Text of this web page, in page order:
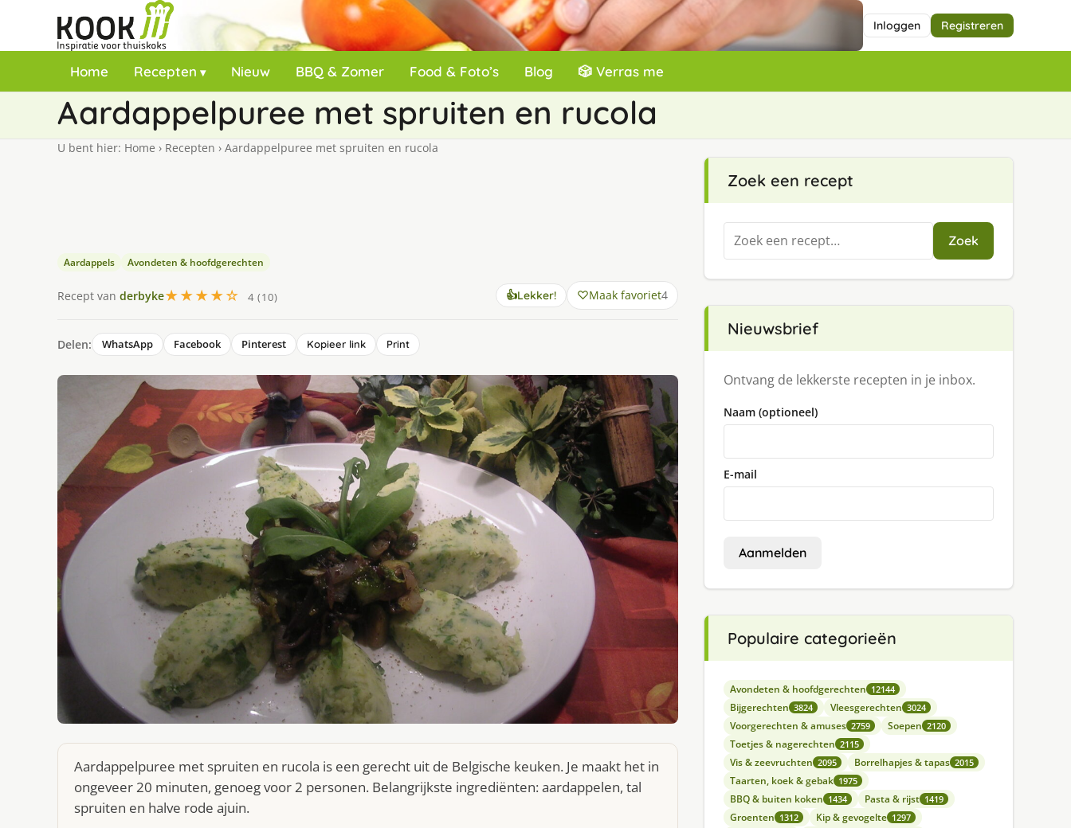
Inloggen Registreren
Home Recepten Nieuw BBQ & Zomer Food & Foto’s Blog 🎲 Verras me
Aardappelpuree met spruiten en rucola
U bent hier: Home › Recepten › Aardappelpuree met spruiten en rucola
Aardappels Avondeten & hoofdgerechten
Recept van derbyke★★★★☆ 4 (10) 👍Lekker! Maak favoriet4
Delen: WhatsApp Facebook Pinterest Kopieer link Print
Aardappelpuree met spruiten en rucola is een gerecht uit de Belgische keuken. Je maakt het in
ongeveer 20 minuten, genoeg voor 2 personen. Belangrijkste ingrediënten: aardappelen, tal
spruiten en halve rode ajuin.
Zoek een recept
Zoeken
naar:
Zoek
Nieuwsbrief
Ontvang de lekkerste recepten in je inbox.
Naam (optioneel)
E-mail
Aanmelden
Populaire categorieën
Avondeten & hoofdgerechten 12144
Bijgerechten 3824 Vleesgerechten 3024
Voorgerechten & amuses 2759 Soepen 2120
Toetjes & nagerechten 2115
Vis & zeevruchten 2095 Borrelhapjes & tapas 2015
Taarten, koek & gebak 1975
BBQ & buiten koken 1434 Pasta & rijst 1419
Groenten 1312 Kip & gevogelte 1297